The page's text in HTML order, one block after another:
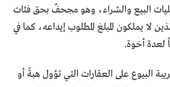
البيع والشراء، وهو مجحفٌ بحق فئات
لا يملكون المبلغ المطلوب إيداعه، كما في
لعدة أخوة.
البيوع على العقارات التي تؤول هبةً أو